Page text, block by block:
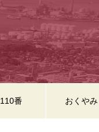
110番 おくやみ